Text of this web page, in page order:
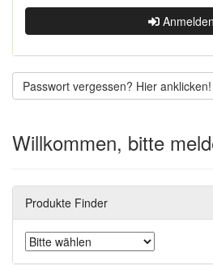
Anmelden
Passwort vergessen? Hier anklicken!
Willkommen, bitte
Produkte Finder